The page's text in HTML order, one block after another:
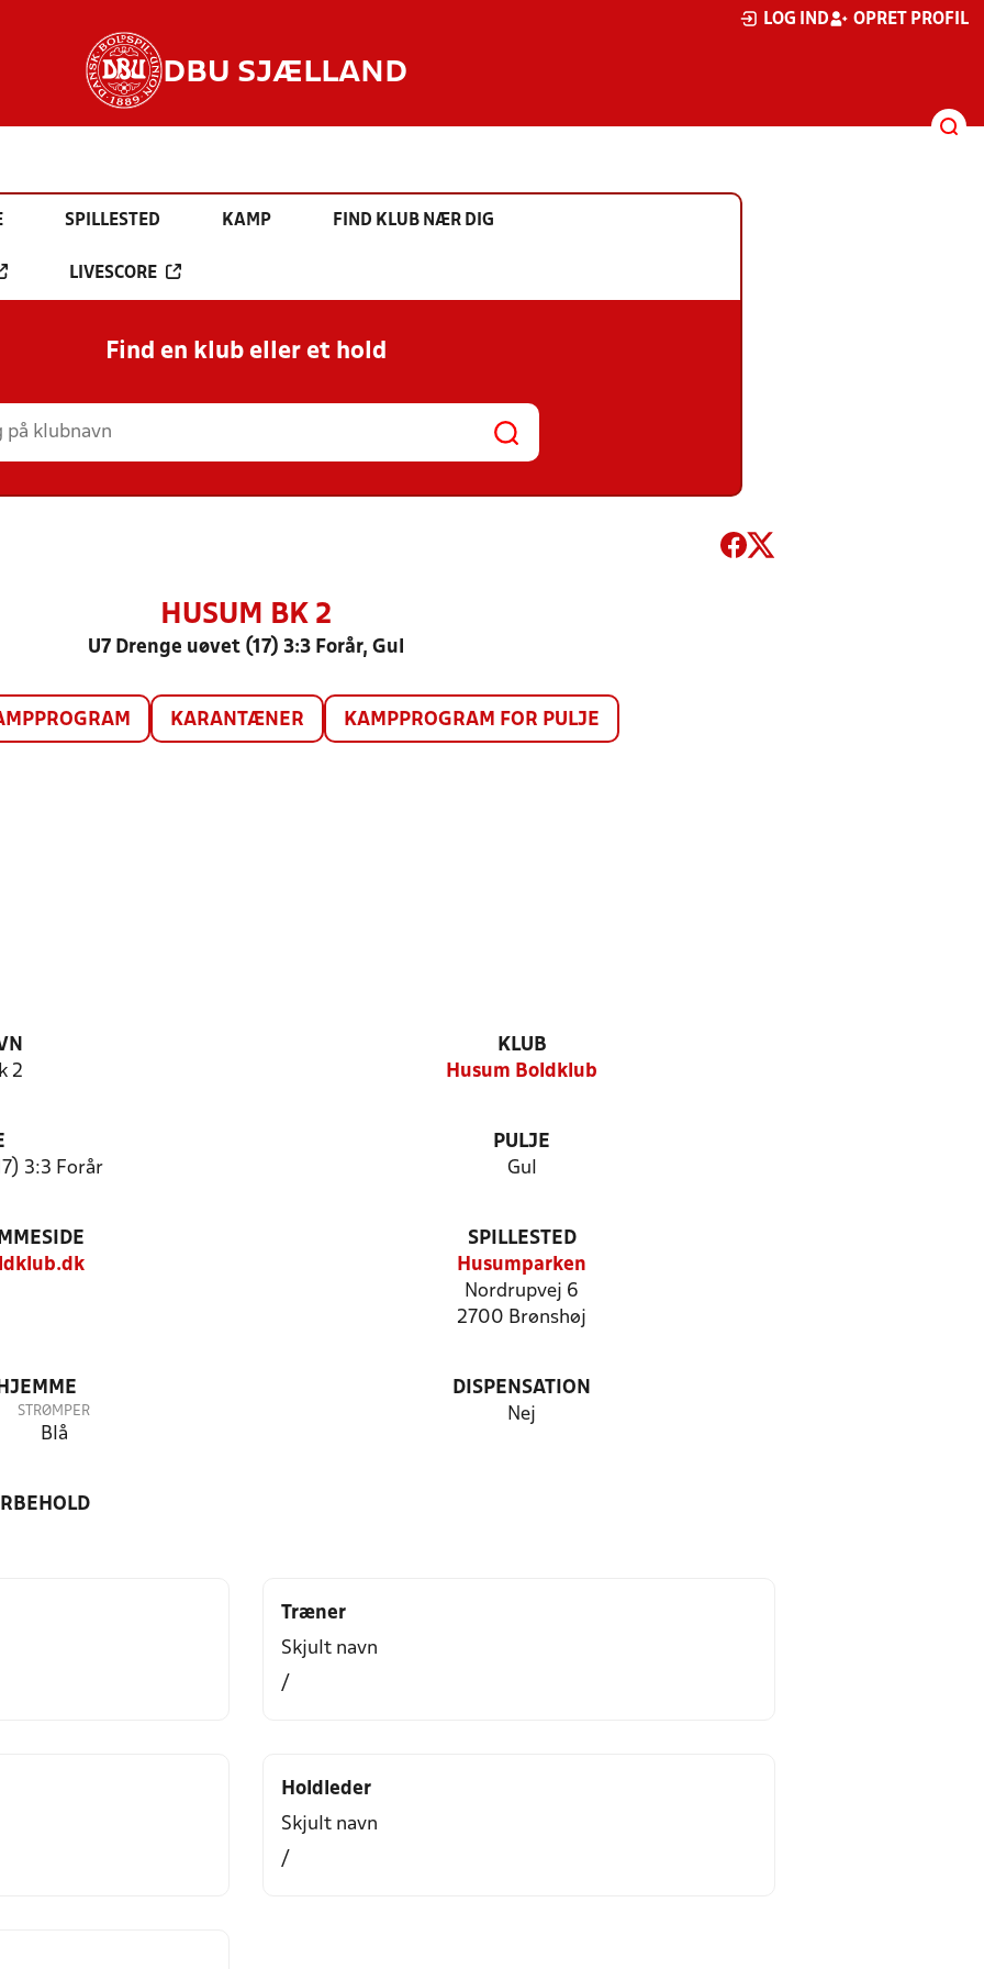
LOG IND OPRET PROFIL
DBU SJÆLLAND
SPILLESTED KAMP FIND KLUB NÆR DIG
LIVESCORE
Find en klub eller et hold
HUSUM BK 2
U7 Drenge uøvet (17) 3:3 Forår, Gul
KARANTÆNER KAMPPROGRAM FOR PULJE
2
KLUB
Husum Boldklub
3:3 Forår
PULJE
Gul
SPILLESTED
Husumparken
Nordrupvej 6
2700 Brønshøj
STRØMPER
Blå
DISPENSATION
Nej
Træner
Skjult navn
/
Holdleder
Skjult navn
/